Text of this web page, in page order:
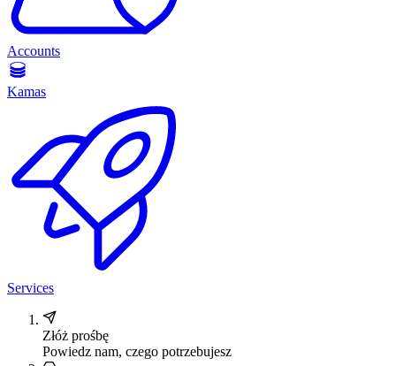
Accounts
Kamas
Services
Złóż prośbę
Powiedz nam, czego potrzebujesz